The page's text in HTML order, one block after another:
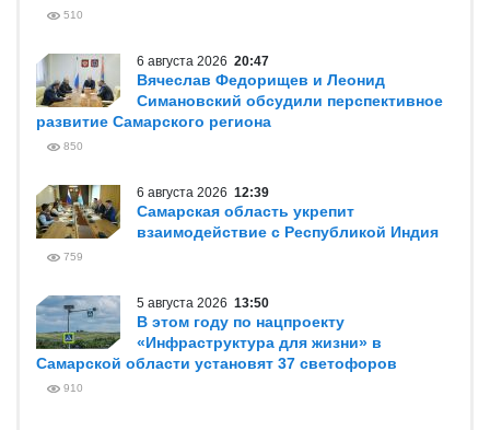
510
6 августа 2026 20:47
Вячеслав Федорищев и Леонид
Симановский обсудили перспективное
развитие Самарского региона
850
6 августа 2026 12:39
Самарская область укрепит
взаимодействие с Республикой Индия
759
5 августа 2026 13:50
В этом году по нацпроекту
«Инфраструктура для жизни» в
Самарской области установят 37 светофоров
910